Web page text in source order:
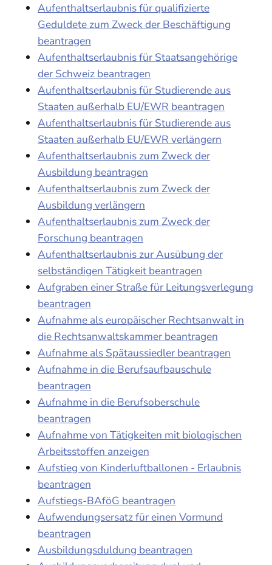
Aufenthaltserlaubnis für qualifizierte
Geduldete zum Zweck der Beschäftigung
beantragen
Aufenthaltserlaubnis für Staatsangehörige
der Schweiz beantragen
Aufenthaltserlaubnis für Studierende aus
Staaten außerhalb EU/EWR beantragen
Aufenthaltserlaubnis für Studierende aus
Staaten außerhalb EU/EWR verlängern
Aufenthaltserlaubnis zum Zweck der
Ausbildung beantragen
Aufenthaltserlaubnis zum Zweck der
Ausbildung verlängern
Aufenthaltserlaubnis zum Zweck der
Forschung beantragen
Aufenthaltserlaubnis zur Ausübung der
selbständigen Tätigkeit beantragen
Aufgraben einer Straße für Leitungsverlegung
beantragen
Aufnahme als europäischer Rechtsanwalt in
die Rechtsanwaltskammer beantragen
Aufnahme als Spätaussiedler beantragen
Aufnahme in die Berufsaufbauschule
beantragen
Aufnahme in die Berufsoberschule
beantragen
Aufnahme von Tätigkeiten mit biologischen
Arbeitsstoffen anzeigen
Aufstieg von Kinderluftballonen - Erlaubnis
beantragen
Aufstiegs-BAföG beantragen
Aufwendungsersatz für einen Vormund
beantragen
Ausbildungsduldung beantragen